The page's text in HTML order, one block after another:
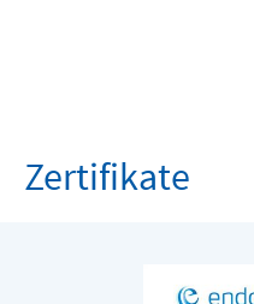
Zertifikate